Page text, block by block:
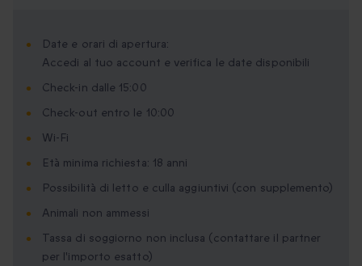
Date e orari di apertura:
Accedi al tuo account e verifica le date disponibili
Check-in dalle 15:00
Check-out entro le 10:00
Wi-Fi
Età minima richiesta: 18 anni
Possibilità di letto e culla aggiuntivi (con supplemento)
Animali non ammessi
Tassa di soggiorno non inclusa (contattare il partner
per l'importo esatto)